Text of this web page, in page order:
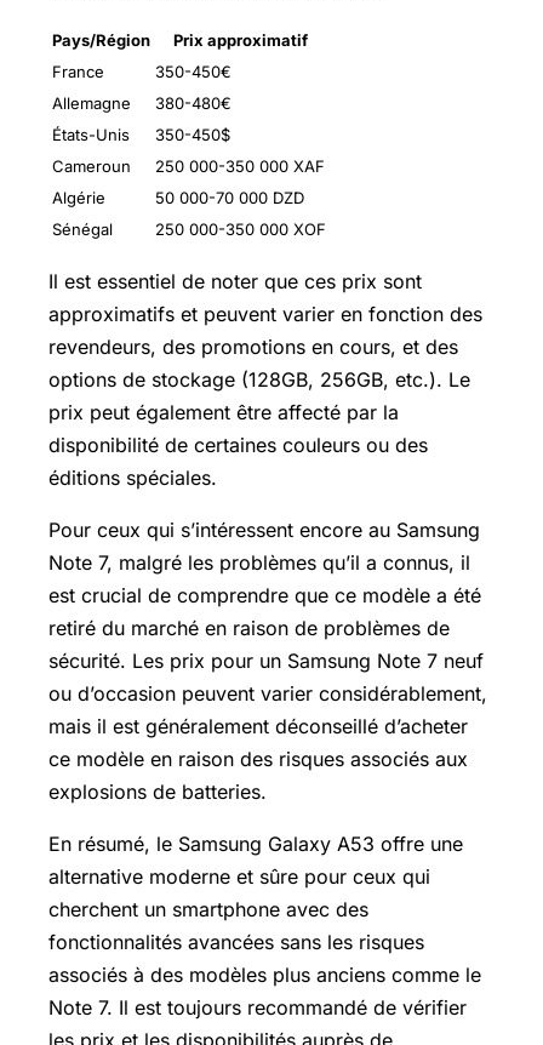
Pays/Région
Prix approximatif
France
350-450€
Allemagne
380-480€
États-Unis
350-450$
Cameroun
250 000-350 000 XAF
Algérie
50 000-70 000 DZD
Sénégal
250 000-350 000 XOF
Il est essentiel de noter que ces prix sont
approximatifs et peuvent varier en fonction des
revendeurs, des promotions en cours, et des
options de stockage (128GB, 256GB, etc.). Le
prix peut également être affecté par la
disponibilité de certaines couleurs ou des
éditions spéciales.
Pour ceux qui s’intéressent encore au Samsung
Note 7, malgré les problèmes qu’il a connus, il
est crucial de comprendre que ce modèle a été
retiré du marché en raison de problèmes de
sécurité. Les prix pour un Samsung Note 7 neuf
ou d’occasion peuvent varier considérablement,
mais il est généralement déconseillé d’acheter
ce modèle en raison des risques associés aux
explosions de batteries.
En résumé, le Samsung Galaxy A53 offre une
alternative moderne et sûre pour ceux qui
cherchent un smartphone avec des
fonctionnalités avancées sans les risques
associés à des modèles plus anciens comme le
Note 7. Il est toujours recommandé de vérifier
les prix et les disponibilités auprès de